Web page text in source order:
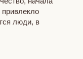
люди, в